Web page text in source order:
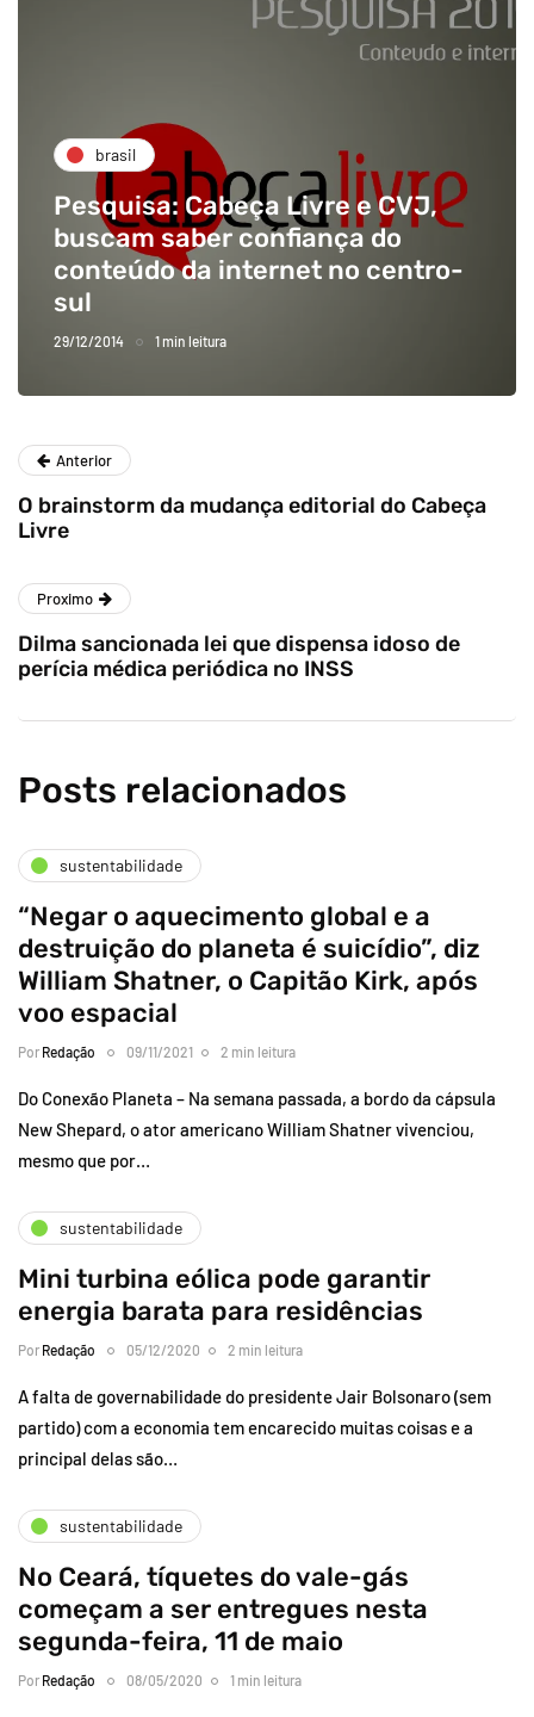
brasil
Pesquisa: Cabeça Livre e CVJ,
buscam saber confiança do
conteúdo da internet no centro-
sul
29/12/2014 1 min leitura
Anterior
O brainstorm da mudança editorial do Cabeça
Livre
Proximo
Dilma sancionada lei que dispensa idoso de
perícia médica periódica no INSS
Posts relacionados
sustentabilidade
“Negar o aquecimento global e a
destruição do planeta é suicídio”, diz
William Shatner, o Capitão Kirk, após
voo espacial
Por Redação 09/11/2021 2 min leitura
Do Conexão Planeta – Na semana passada, a bordo da cápsula
New Shepard, o ator americano William Shatner vivenciou,
mesmo que por…
sustentabilidade
Mini turbina eólica pode garantir
energia barata para residências
Por Redação 05/12/2020 2 min leitura
A falta de governabilidade do presidente Jair Bolsonaro (sem
partido) com a economia tem encarecido muitas coisas e a
principal delas são…
sustentabilidade
No Ceará, tíquetes do vale-gás
começam a ser entregues nesta
segunda-feira, 11 de maio
Por Redação 08/05/2020 1 min leitura